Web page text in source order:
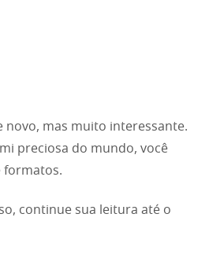
novo, mas muito interessante.
preciosa do mundo, você
formatos.
continue sua leitura até o